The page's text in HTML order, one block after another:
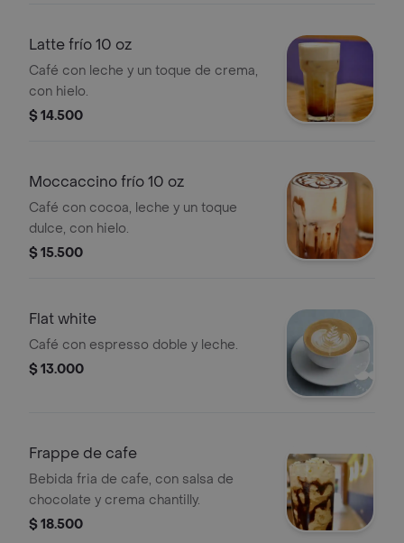
Latte frío 10 oz
Café con leche y un toque de crema,
con hielo.
$ 14.500
Moccaccino frío 10 oz
Café con cocoa, leche y un toque
dulce, con hielo.
$ 15.500
Flat white
Café con espresso doble y leche.
$ 13.000
Frappe de cafe
Bebida fria de cafe, con salsa de
chocolate y crema chantilly.
$ 18.500